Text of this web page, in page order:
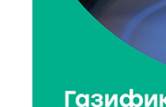
5 Авг 2026 18:07
От Святого
необычная лекция
музыки